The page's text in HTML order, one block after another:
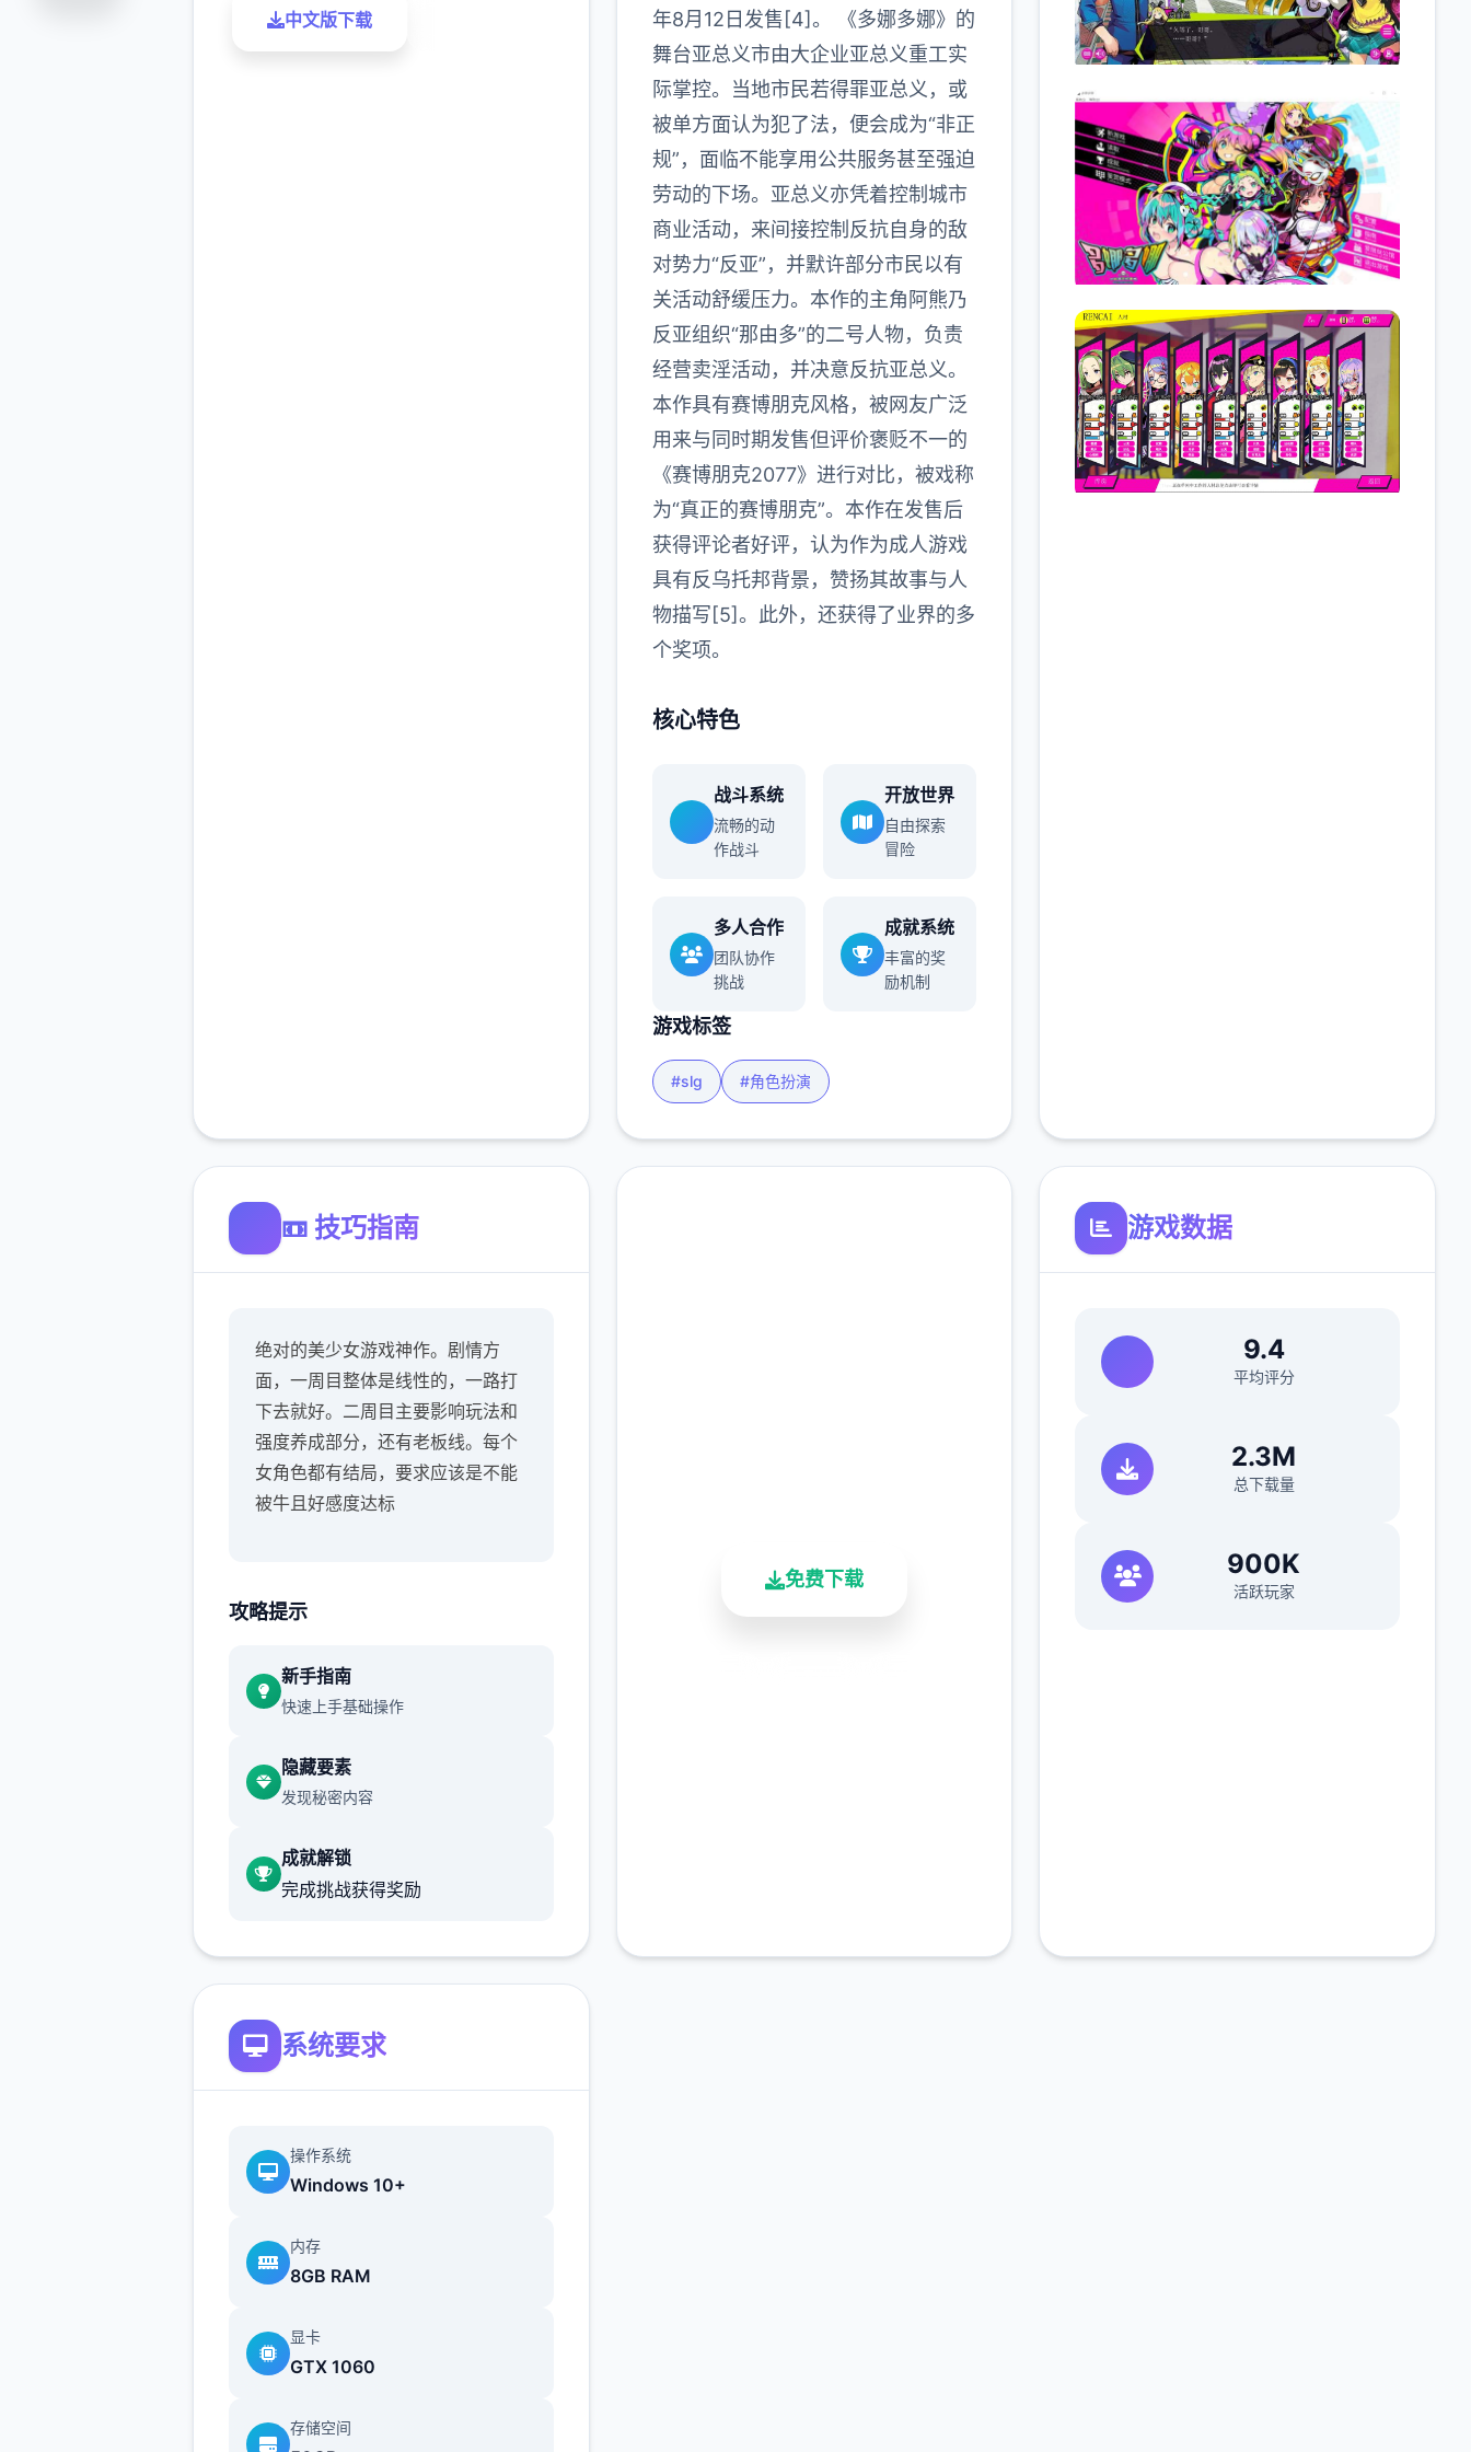
中文版下载
年8月12日发售[4]。 《多娜多娜》的
舞台亚总义市由大企业亚总义重工实
际掌控。当地市民若得罪亚总义，或
被单方面认为犯了法，便会成为“非正
规”，面临不能享用公共服务甚至强迫
劳动的下场。亚总义亦凭着控制城市
商业活动，来间接控制反抗自身的敌
对势力“反亚”，并默许部分市民以有
关活动舒缓压力。本作的主角阿熊乃
反亚组织“那由多”的二号人物，负责
经营卖淫活动，并决意反抗亚总义。
本作具有赛博朋克风格，被网友广泛
用来与同时期发售但评价褒贬不一的
《赛博朋克2077》进行对比，被戏称
为“真正的赛博朋克”。本作在发售后
获得评论者好评，认为作为成人游戏
具有反乌托邦背景，赞扬其故事与人
物描写[5]。此外，还获得了业界的多
个奖项。
核心特色
战斗系统
流畅的动
作战斗
开放世界
自由探索
冒险
多人合作
团队协作
挑战
成就系统
丰富的奖
励机制
游戏标签
#slg #角色扮演
📼 技巧指南
绝对的美少女游戏神作。剧情方
面，一周目整体是线性的，一路打
下去就好。二周目主要影响玩法和
强度养成部分，还有老板线。每个
女角色都有结局，要求应该是不能
被牛且好感度达标
攻略提示
新手指南
快速上手基础操作
隐藏要素
发现秘密内容
成就解锁
完成挑战获得奖励
免费下载
游戏数据
9.4
平均评分
2.3M
总下载量
900K
活跃玩家
系统要求
操作系统
Windows 10+
内存
8GB RAM
显卡
GTX 1060
存储空间